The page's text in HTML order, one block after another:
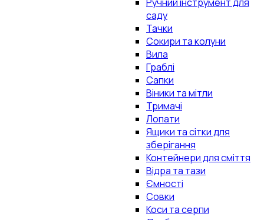
саду
Тачки
Сокири та колуни
Вила
Граблі
Сапки
Віники та мітли
Тримачі
Лопати
Ящики та сітки для
зберігання
Контейнери для сміття
Відра та тази
Ємності
Совки
Коси та серпи